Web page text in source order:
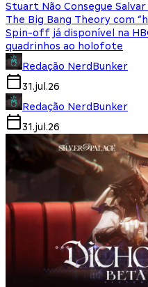
Stuart Não Consegue
The Big Bang Theory com
Spin-off já disponível na
quadrinhos ao holofote
Redação NerdBunker
31.jul.26
Redação NerdBunker
31.jul.26